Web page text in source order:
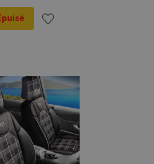
liste
d'achats